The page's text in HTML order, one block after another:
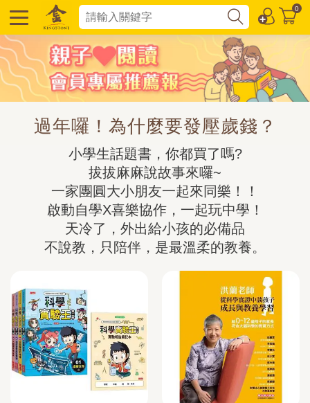
0
過年囉！為什麼要發壓歲錢？
小學生話題書，你都買了嗎?
拔拔麻麻說故事來囉~
一家團圓大小朋友一起來同樂！！
啟動自學X喜樂協作，一起玩中學！
天冷了，外出給小孩的必備品
不說教，只陪伴，是最溫柔的教養。